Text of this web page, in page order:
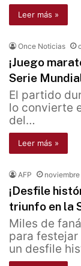
Leer más »
Once Noticias
¡Juego
Serie
El partido
lo convierte
del…
Leer más »
AFP
¡Desfile
triunfo en la
Miles de
para
un desfile